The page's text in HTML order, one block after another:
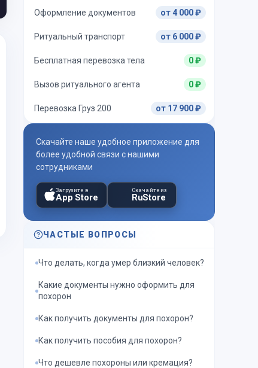
Оформление документов от 4 000 ₽
Ритуальный транспорт от 6 000 ₽
Бесплатная перевозка тела 0 ₽
Вызов ритуального агента 0 ₽
Перевозка Груз 200 от 17 900 ₽
Скачайте наше удобное приложение для
более удобной связи с нашими
сотрудниками
Загрузите в
App Store
Скачайте из
RuStore
ЧАСТЫЕ ВОПРОСЫ
Что делать, когда умер близкий человек?
Какие документы нужно оформить для
похорон
Как получить документы для похорон?
Как получить пособия для похорон?
Что дешевле похороны или кремация?